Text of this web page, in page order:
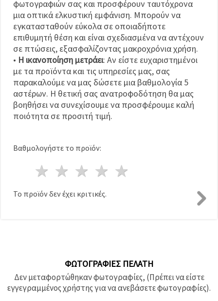
φωτογραφιών σας και προσφέρουν ταυτόχρονα
μια οπτικά ελκυστική εμφάνιση. Μπορούν να
εγκατασταθούν εύκολα σε οποιαδήποτε
επιθυμητή θέση και είναι σχεδιασμένα να αντέχουν
σε πτώσεις, εξασφαλίζοντας μακροχρόνια χρήση.
• Η ικανοποίηση μετράει: Αν είστε ευχαριστημένοι
με τα προϊόντα και τις υπηρεσίες μας, σας
παρακαλούμε να μας δώσετε μια βαθμολογία 5
αστέρων. Η θετική σας ανατροφοδότηση θα μας
βοηθήσει να συνεχίσουμε να προσφέρουμε καλή
ποιότητα σε προσιτή τιμή.
Βαθμολογήστε το προϊόν:
4 Αστέρια
3 Αστέρια
2 Αστέρια
1 Αστέρι
Το προϊόν δεν έχει κριτικές.
ΦΩΤΟΓΡΑΦΊΕΣ ΠΕΛΆΤΗ
Δεν μεταφορτώθηκαν φωτογραφίες, (Πρέπει να είστε
εγγεγραμμένος χρήστης για να ανεβάσετε φωτογραφίες).